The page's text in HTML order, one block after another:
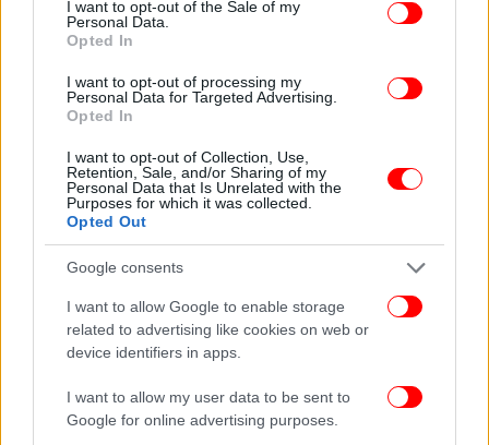
I want to opt-out of the Sale of my
Personal Data.
Opted In
I want to opt-out of processing my
Personal Data for Targeted Advertising.
Opted In
I want to opt-out of Collection, Use,
Retention, Sale, and/or Sharing of my
Personal Data that Is Unrelated with the
Purposes for which it was collected.
Opted Out
Google consents
I want to allow Google to enable storage
related to advertising like cookies on web or
device identifiers in apps.
I want to allow my user data to be sent to
Google for online advertising purposes.
ταλέντο στη διαχείριση της ντροπής ή βαριά τσέπη / SHUTTERSTOCK
Ποιος φέρει την ευθύνη;
Αυτό επιβάλλει αμέσως την ερώτηση: ποιος φέρει
ίδιος ο χρήστης; Χωρίς σαφές ρυθμιστικό πλαίσιο,
τα κενά ευθύνης παραμένουν και οι επιπτώσεις